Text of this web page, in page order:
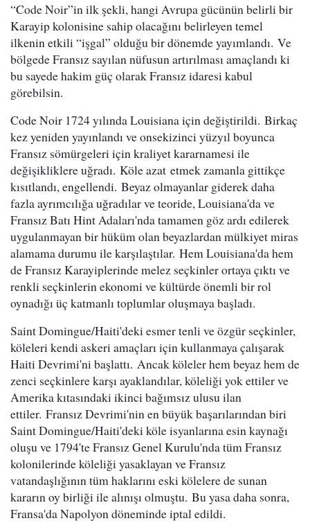
“Code Noir”in ilk şekli, hangi Avrupa gücünün belirli bir
Karayip kolonisine sahip olacağını belirleyen temel
ilkenin etkili “işgal” olduğu bir dönemde yayımlandı. Ve
bölgede Fransız sayılan nüfusun artırılması amaçlandı ki
bu sayede hakim güç olarak Fransız idaresi kabul
görebilsin.
Code Noir 1724 yılında Louisiana için değiştirildi. Birkaç
kez yeniden yayınlandı ve onsekizinci yüzyıl boyunca
Fransız sömürgeleri için kraliyet kararnamesi ile
değişikliklere uğradı. Köle azat etmek zamanla gittikçe
kısıtlandı, engellendi. Beyaz olmayanlar giderek daha
fazla ayrımcılığa uğradılar ve teoride, Louisiana'da ve
Fransız Batı Hint Adaları'nda tamamen göz ardı edilerek
uygulanmayan bir hüküm olan beyazlardan mülkiyet miras
alamama durumu ile karşılaştılar. Hem Louisiana'da hem
de Fransız Karayiplerinde melez seçkinler ortaya çıktı ve
renkli seçkinlerin ekonomi ve kültürde önemli bir rol
oynadığı üç katmanlı toplumlar oluşmaya başladı.
Saint Domingue/Haiti'deki esmer tenli ve özgür seçkinler,
köleleri kendi askeri amaçları için kullanmaya çalışarak
Haiti Devrimi'ni başlattı. Ancak köleler hem beyaz hem de
zenci seçkinlere karşı ayaklandılar, köleliği yok ettiler ve
Amerika kıtasındaki ikinci bağımsız ulusu ilan
ettiler. Fransız Devrimi'nin en büyük başarılarından biri
Saint Domingue/Haiti'deki köle isyanlarına esin kaynağı
oluşu ve 1794'te Fransız Genel Kurulu'nda tüm Fransız
kolonilerinde köleliği yasaklayan ve Fransız
vatandaşlığının tüm haklarını eski kölelere de sunan
kararın oy birliği ile alınışı olmuştu. Bu yasa daha sonra,
Fransa'da Napolyon döneminde iptal edildi.